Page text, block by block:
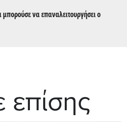
να επαναλειτουργήσει o
επίσης